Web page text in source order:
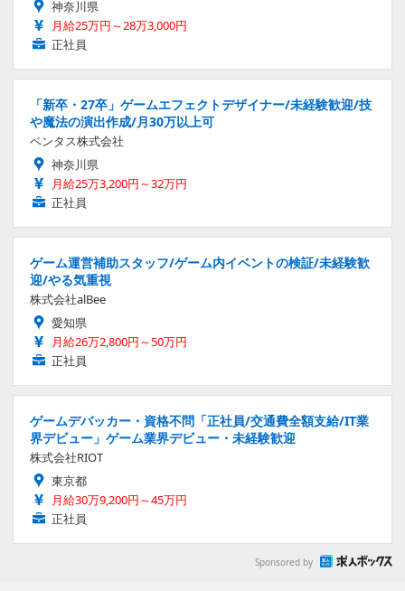
神奈川県
月給25万円～28万3,000円
正社員
「新卒・27卒」ゲームエフェクトデザイナー/未経験歓迎/技
や魔法の演出作成/月30万以上可
ベンタス株式会社
神奈川県
月給25万3,200円～32万円
正社員
ゲーム運営補助スタッフ/ゲーム内イベントの検証/未経験歓
迎/やる気重視
株式会社alBee
愛知県
月給26万2,800円～50万円
正社員
ゲームデバッカー・資格不問「正社員/交通費全額支給/IT業
界デビュー」ゲーム業界デビュー・未経験歓迎
株式会社RIOT
東京都
月給30万9,200円～45万円
正社員
Sponsored by